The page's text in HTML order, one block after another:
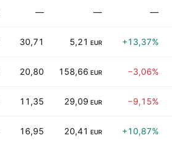
— — —
30,71 5,21 EUR +13,37%
20,80 158,66 EUR −3,06%
11,35 29,09 EUR −9,15%
16,95 20,41 EUR +10,87%